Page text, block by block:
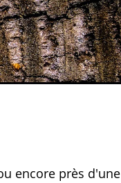
encore près d'une